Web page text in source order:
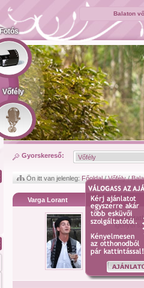
Balaton
Fotós
Vőfély
Gyorskereső:
Ön itt van jelenleg: Főoldal/Vőfély/
Varga Lorant
igenyei